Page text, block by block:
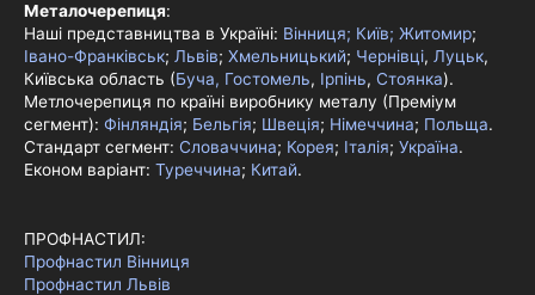
Металочерепиця:
Наші представництва в Україні: Вінниця; Київ; Житомир;
Івано-Франківськ; Львів; Хмельницький; Чернівці, Луцьк,
Київська область (Буча, Гостомель, Ірпінь, Стоянка).
Метлочерепиця по країні виробнику металу (Преміум
сегмент): Фінляндія; Бельгія; Швеція; Німеччина; Польща.
Стандарт сегмент: Словаччина; Корея; Італія; Україна.
Економ варіант: Туреччина; Китай.
ПРОФНАСТИЛ:
Профнастил Вінниця
Профнастил Львів